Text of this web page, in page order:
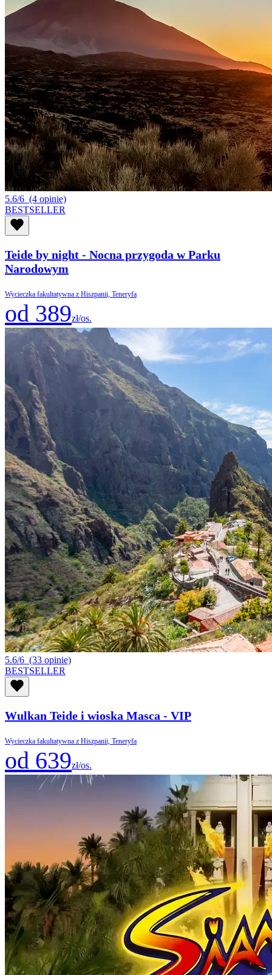
5.6/6 (4 opinie)
BESTSELLER
Teide by night - Nocna przygoda w Parku
Narodowym
Wycieczka fakultatywna z Hiszpanii, Teneryfa
od 389zł/os.
5.6/6 (33 opinie)
BESTSELLER
Wulkan Teide i wioska Masca - VIP
Wycieczka fakultatywna z Hiszpanii, Teneryfa
od 639zł/os.